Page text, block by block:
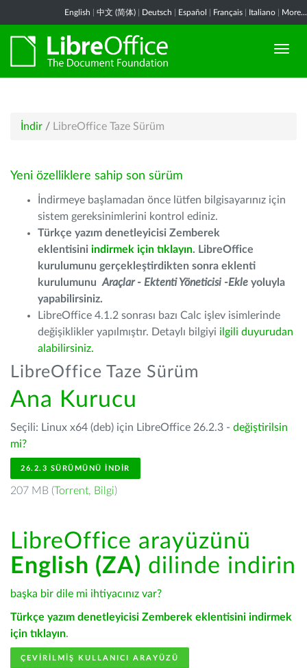
English 中文 (简体) Deutsch Español Français Italiano More...
İndir / LibreOffice Taze Sürüm
Yeni özelliklere sahip son sürüm
İndirmeye başlamadan önce lütfen bilgisayarınız için
sistem gereksinimlerini kontrol ediniz.
Türkçe yazım denetleyicisi Zemberek
eklentisini indirmek için tıklayın. LibreOffice
kurulumunu gerçekleştirdikten sonra eklenti
kurulumunu Araçlar - Ektenti Yöneticisi -Ekle yoluyla
yapabilirsiniz.
LibreOffice 4.1.2 sonrası bazı Calc işlev isimlerinde
değişiklikler yapılmıştır. Detaylı bilgiyi ilgili duyurudan
alabilirsiniz.
LibreOffice Taze Sürüm
Ana Kurucu
Seçili: Linux x64 (deb) için LibreOffice 26.2.3 - değiştirilsin
mi?
26.2.3 SÜRÜMÜNÜ İNDIR
207 MB (Torrent, Bilgi)
LibreOffice arayüzünü
English (ZA) dilinde indirin
başka bir dile mi ihtiyacınız var?
Türkçe yazım denetleyicisi Zemberek eklentisini indirmek
için tıklayın.
ÇEVIRILMIŞ KULLANICI ARAYÜZÜ